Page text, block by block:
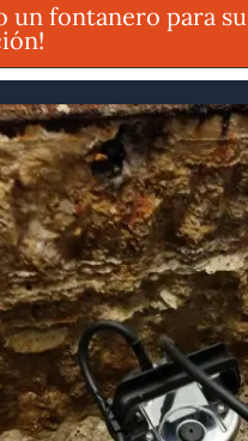
un fontanero para su